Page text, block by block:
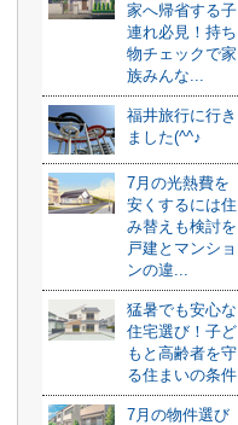
家へ帰省する子
連れ必見！持ち
物チェックで家
族みんな...
福井旅行に行き
ました(^^♪
7月の光熱費を
安くするには住
み替えも検討を
戸建とマンショ
ンの違...
猛暑でも安心な
住宅選び！子ど
もと高齢者を守
る住まいの条件
7月の物件選び